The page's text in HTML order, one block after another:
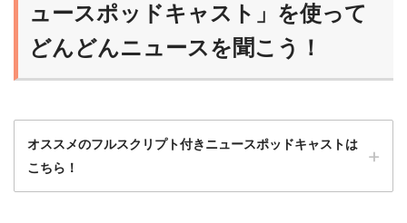
ュースポッドキャスト」を使って
どんどんニュースを聞こう！
オススメのフルスクリプト付きニュースポッドキャストは
こちら！